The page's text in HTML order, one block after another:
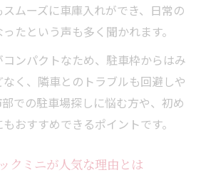
ムーズに車庫入れができ、日常の
たという声も多く聞かれます。
ンパクトなため、駐車枠からはみ
く、隣車とのトラブルも回避しや
での駐車場探しに悩む方や、初め
おすすめできるポイントです。
クミニが人気な理由とは